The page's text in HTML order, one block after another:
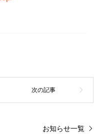
お知らせ一覧